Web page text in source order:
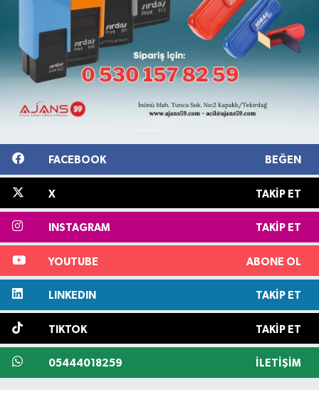
FACEBOOK BEĞEN
X TAKIP ET
INSTAGRAM TAKIP ET
YOUTUBE ABONE OL
LINKEDIN TAKIP ET
TIKTOK TAKIP ET
05444018259 İLETIŞIM